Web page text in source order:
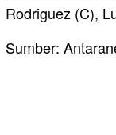
Rodriguez (C),
Sumber: